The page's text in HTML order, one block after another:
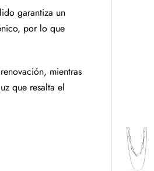
garantiza un
por lo que
mientras
que resalta el